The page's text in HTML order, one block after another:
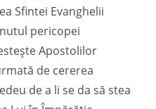
Sfintei Evanghelii
pericopei
Apostolilor
de cererea
de a li se da să stea